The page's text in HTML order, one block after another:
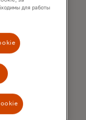
в
Энни
по
С
как
для работы